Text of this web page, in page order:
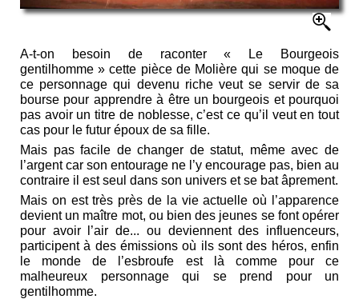
A-t-on besoin de raconter « Le Bourgeois
gentilhomme » cette pièce de Molière qui se moque de
ce personnage qui devenu riche veut se servir de sa
bourse pour apprendre à être un bourgeois et pourquoi
pas avoir un titre de noblesse, c’est ce qu’il veut en tout
cas pour le futur époux de sa fille.
Mais pas facile de changer de statut, même avec de
l’argent car son entourage ne l’y encourage pas, bien au
contraire il est seul dans son univers et se bat âprement.
Mais on est très près de la vie actuelle où l’apparence
devient un maître mot, ou bien des jeunes se font opérer
pour avoir l’air de... ou deviennent des influenceurs,
participent à des émissions où ils sont des héros, enfin
le monde de l’esbroufe est là comme pour ce
malheureux personnage qui se prend pour un
gentilhomme.